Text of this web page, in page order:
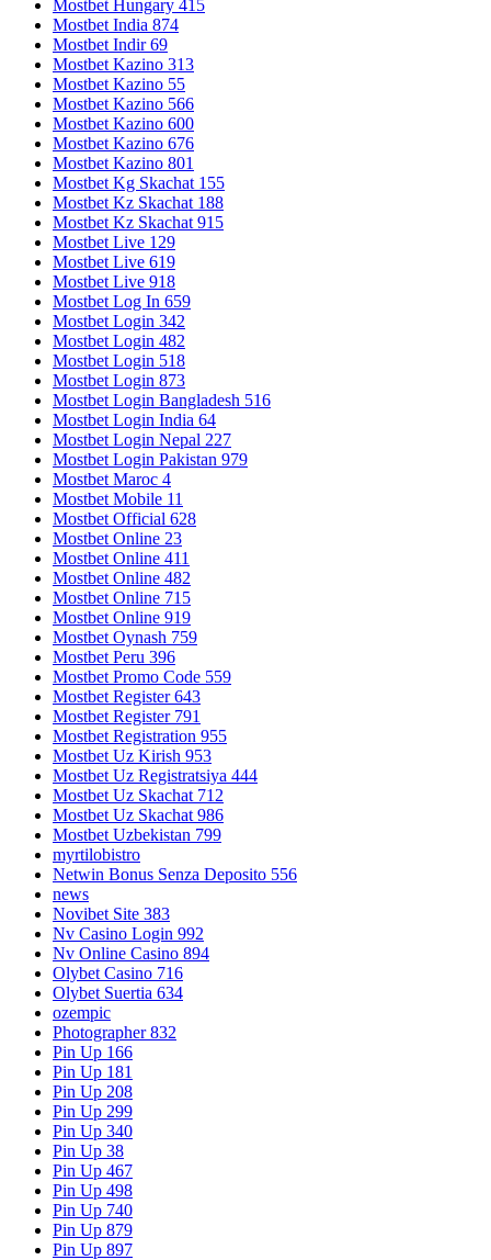
Mostbet Hungary 415
Mostbet India 874
Mostbet Indir 69
Mostbet Kazino 313
Mostbet Kazino 55
Mostbet Kazino 566
Mostbet Kazino 600
Mostbet Kazino 676
Mostbet Kazino 801
Mostbet Kg Skachat 155
Mostbet Kz Skachat 188
Mostbet Kz Skachat 915
Mostbet Live 129
Mostbet Live 619
Mostbet Live 918
Mostbet Log In 659
Mostbet Login 342
Mostbet Login 482
Mostbet Login 518
Mostbet Login 873
Mostbet Login Bangladesh 516
Mostbet Login India 64
Mostbet Login Nepal 227
Mostbet Login Pakistan 979
Mostbet Maroc 4
Mostbet Mobile 11
Mostbet Official 628
Mostbet Online 23
Mostbet Online 411
Mostbet Online 482
Mostbet Online 715
Mostbet Online 919
Mostbet Oynash 759
Mostbet Peru 396
Mostbet Promo Code 559
Mostbet Register 643
Mostbet Register 791
Mostbet Registration 955
Mostbet Uz Kirish 953
Mostbet Uz Registratsiya 444
Mostbet Uz Skachat 712
Mostbet Uz Skachat 986
Mostbet Uzbekistan 799
myrtilobistro
Netwin Bonus Senza Deposito 556
news
Novibet Site 383
Nv Casino Login 992
Nv Online Casino 894
Olybet Casino 716
Olybet Suertia 634
ozempic
Photographer 832
Pin Up 166
Pin Up 181
Pin Up 208
Pin Up 299
Pin Up 340
Pin Up 38
Pin Up 467
Pin Up 498
Pin Up 740
Pin Up 879
Pin Up 897